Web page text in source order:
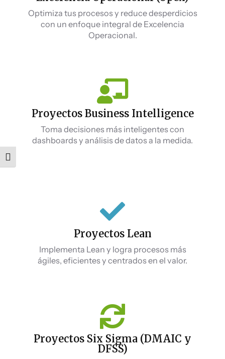
Alternar tamaño de letra
Optimiza tus procesos y reduce desperdicios
con un enfoque integral de Excelencia
Operacional.
Proyectos Business Intelligence
Toma decisiones más inteligentes con
dashboards y análisis de datos a la medida.
Proyectos Lean
Implementa Lean y logra procesos más
ágiles, eficientes y centrados en el valor.
Proyectos Six Sigma (DMAIC y
DFSS)